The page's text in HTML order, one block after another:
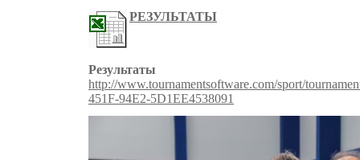
РЕЗУЛЬТАТЫ
Результаты
http://www.tournamentsoftware.com/sport/
451F-94E2-5D1EE4538091